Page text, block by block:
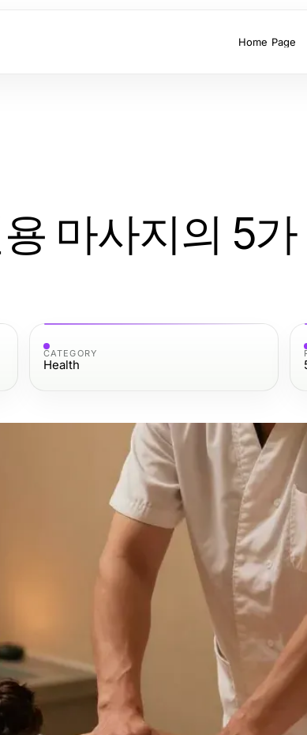
Home Page
마사지의 5가
CATEGORY
Health